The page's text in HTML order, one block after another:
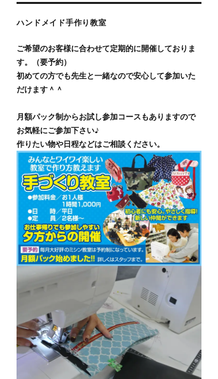
ハンドメイド手作り教室
ご希望のお客様に合わせて定期的に開催しておりま
す。（要予約）
初めての方でも先生と一緒なので安心して参加いた
だけます＾＾
月額パック制からお試し参加コースもありますので
お気軽にご参加下さい♪
作りたい物や日程などはご相談ください。